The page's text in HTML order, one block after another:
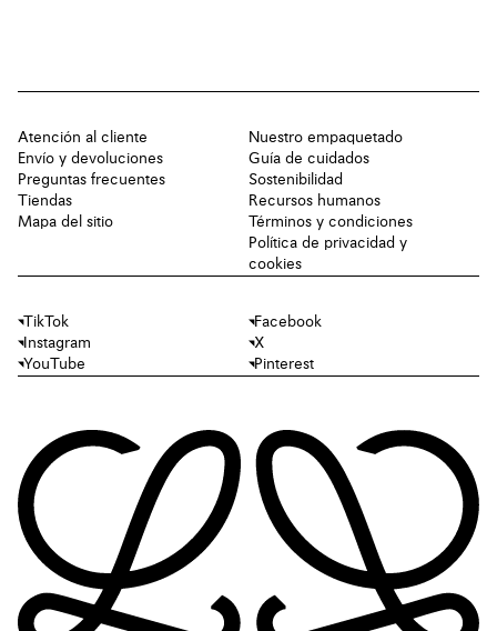
Atención al cliente
Envío y devoluciones
Preguntas frecuentes
Tiendas
Mapa del sitio
Nuestro empaquetado
Guía de cuidados
Sostenibilidad
Recursos humanos
Términos y condiciones
Política de privacidad y
cookies
TikTok
Facebook
Instagram
X
YouTube
Pinterest